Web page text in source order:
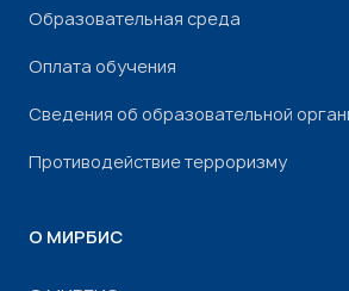
Образовательная среда
Оплата обучения
Сведения об образовательной
Противодействие терроризму
О МИРБИС